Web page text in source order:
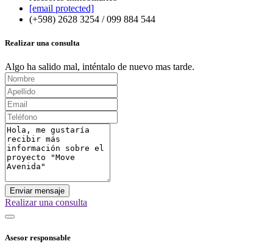
[email protected]
(+598) 2628 3254 / 099 884 544
Realizar una consulta
Algo ha salido mal, inténtalo de nuevo mas tarde.
Enviar mensaje
Realizar una consulta
Asesor responsable